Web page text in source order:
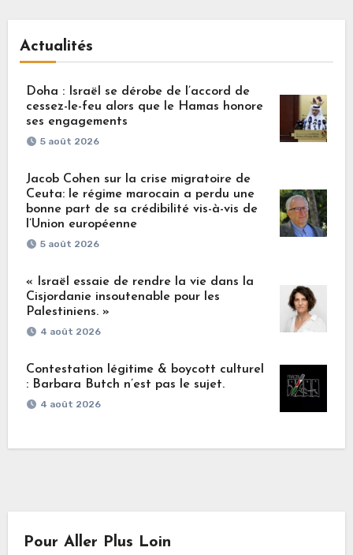
Actualités
Doha : Israël se dérobe de l’accord de
cessez-le-feu alors que le Hamas honore
ses engagements
5 août 2026
Jacob Cohen sur la crise migratoire de
Ceuta: le régime marocain a perdu une
bonne part de sa crédibilité vis-à-vis de
l’Union européenne
5 août 2026
« Israël essaie de rendre la vie dans la
Cisjordanie insoutenable pour les
Palestiniens. »
4 août 2026
Contestation légitime & boycott culturel
: Barbara Butch n’est pas le sujet.
4 août 2026
Pour Aller Plus Loin